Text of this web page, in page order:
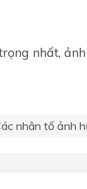
nhất,
nhân tố ảnh